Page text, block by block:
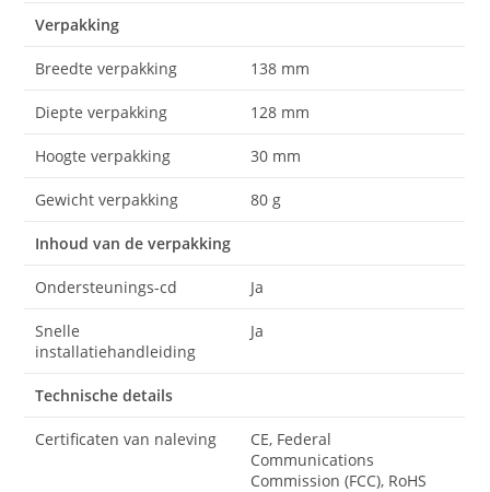
Verpakking
Breedte verpakking 138 mm
Diepte verpakking 128 mm
Hoogte verpakking 30 mm
Gewicht verpakking 80 g
Inhoud van de verpakking
Ondersteunings-cd Ja
Snelle
installatiehandleiding
Ja
Technische details
Certificaten van naleving
CE, Federal
Communications
Commission (FCC), RoHS